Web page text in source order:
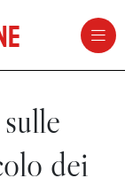
dei